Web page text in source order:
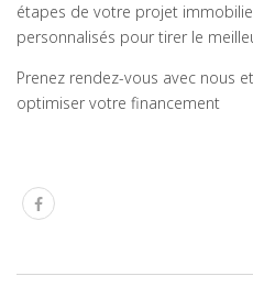
étapes de votre projet
personnalisés pour tirer le
Prenez rendez-vous avec nous
optimiser votre financement